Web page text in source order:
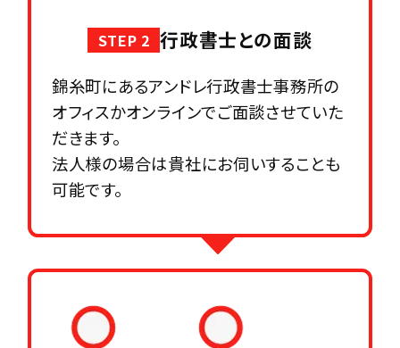
STEP 2 行政書士との面談
錦糸町にあるアンドレ行政書士事務所の
オフィスかオンラインでご面談させていた
だきます。
法人様の場合は貴社にお伺いすることも
可能です。